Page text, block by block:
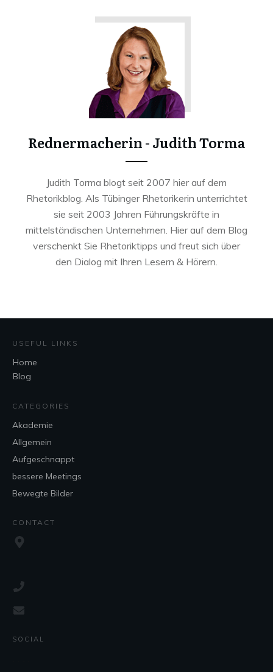
Rednermacherin - Judith Torma
Judith Torma blogt seit 2007 hier auf dem
Rhetorikblog. Als Tübinger Rhetorikerin unterrichtet
sie seit 2003 Jahren Führungskräfte in
mittelständischen Unternehmen. Hier auf dem Blog
verschenkt Sie Rhetoriktipps und freut sich über
den Dialog mit Ihren Lesern & Hörern.
USEFUL LINKS
Home
Blog
CATEGORIES
Akademie
Allgemein
Aufgeschnappt
bessere Meetings
Bewegte Bilder
CONTACT
SOCIAL